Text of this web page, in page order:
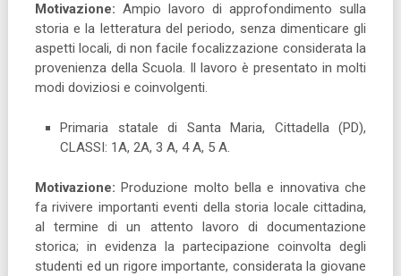
Motivazione: Ampio lavoro di approfondimento sulla
storia e la letteratura del periodo, senza dimenticare gli
aspetti locali, di non facile focalizzazione considerata la
provenienza della Scuola. Il lavoro è presentato in molti
modi doviziosi e coinvolgenti.
Primaria statale di Santa Maria, Cittadella (PD),
CLASSI: 1A, 2A, 3 A, 4 A, 5 A.
Motivazione: Produzione molto bella e innovativa che
fa rivivere importanti eventi della storia locale cittadina,
al termine di un attento lavoro di documentazione
storica; in evidenza la partecipazione coinvolta degli
studenti ed un rigore importante, considerata la giovane